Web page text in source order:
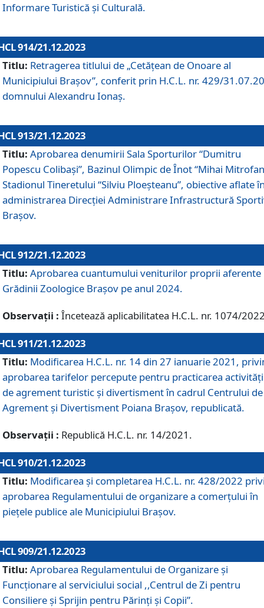
Informare Turistică și Culturală.
914/21.12.2023
Titlu: Retragerea titlului de „Cetățean de Onoare al
Municipiului Brașov”, conferit prin H.C.L. nr. 429/
domnului Alexandru Ionaș.
913/21.12.2023
Titlu: Aprobarea denumirii Sala Sporturilor “Dumitru
Popescu Colibași”, Bazinul Olimpic de Înot “Mihai
Stadionul Tineretului “Silviu Ploeșteanu”, obiective aflate
administrarea Direcției Administrare Infrastructură
Brașov.
912/21.12.2023
Titlu: Aprobarea cuantumului veniturilor proprii aferente
Grădinii Zoologice Braşov pe anul 2024.
Observații : Încetează aplicabilitatea H.C.L. nr. 1074/
911/21.12.2023
Titlu: Modificarea H.C.L. nr. 14 din 27 ianuarie 2021,
aprobarea tarifelor percepute pentru practicarea
de agrement turistic și divertisment în cadrul Centrului de
Agrement și Divertisment Poiana Brașov, republicată.
Observații : Republică H.C.L. nr. 14/2021.
910/21.12.2023
Titlu: Modificarea și completarea H.C.L. nr. 428/2022
aprobarea Regulamentului de organizare a comerțului în
piețele publice ale Municipiului Braşov.
909/21.12.2023
Titlu: Aprobarea Regulamentului de Organizare și
Funcționare al serviciului social ,,Centrul de Zi pentru
Consiliere şi Sprijin pentru Părinţi şi Copii”.